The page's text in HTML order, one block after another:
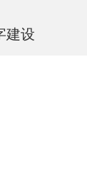
建设